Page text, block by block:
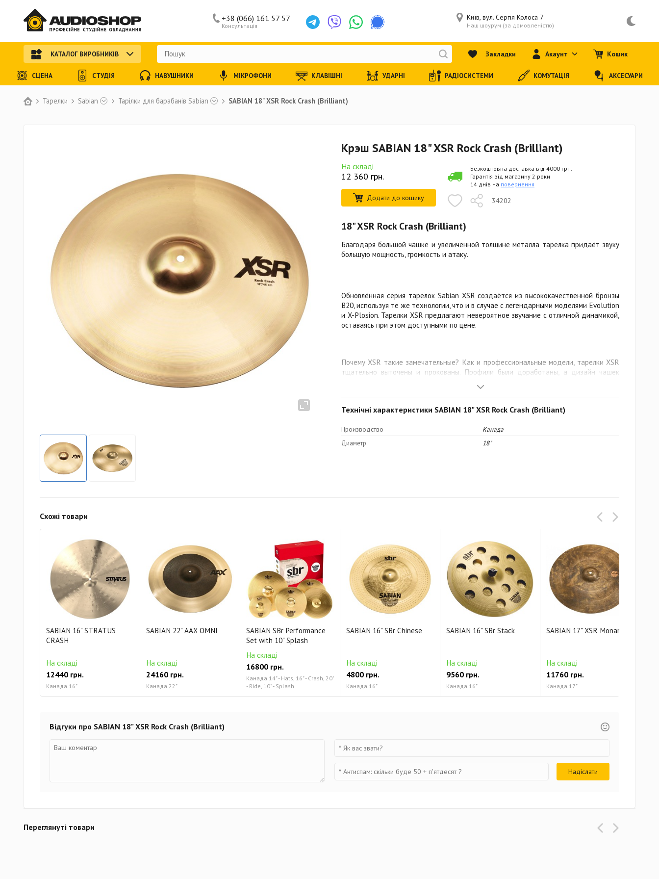
Тарелки Sabian Тарілки для барабанів Sabian SABIAN 18" XSR Rock Crash (Brilliant)
Крэш SABIAN 18" XSR Rock Crash (Brilliant)
На складі
12 360 грн.
Додати до кошику 34202
Безкоштовна доставка від 4000 грн.
Гарантія від магазину 2 роки
14 днів на повернення
18" XSR Rock Crash (Brilliant)
Благодаря большой чашке и увеличенной толщине металла тарелка придаёт звуку
большую мощность, громкость и атаку.
Обновлённая серия тарелок Sabian XSR создаётся из высококачественной бронзы
B20, используя те же технологии, что и в случае с легендарными моделями Evolution
и X-Plosion. Тарелки XSR предлагают невероятное звучание с отличной динамикой,
оставаясь при этом доступными по цене.
Почему XSR такие замечательные? Как и профессиональные модели, тарелки XSR
тщательно выточены и прокованы. Профили были доработаны, а дизайн чашек
результате? Крэши стали тоньше, с заметно более быстрой атакой. Райды
тон. А звучание хай-хэтов стало ещё более искристым и аккуратным, с улучшенной
18"
Технічні характеристики SABIAN 18" XSR Rock Crash (Brilliant)
Производство
Канада
Диаметр
18"
Схожі товари
SABIAN 16" STRATUS
CRASH
На складі
12440 грн.
Канада 16"
SABIAN 22" AAX OMNI
На складі
24160 грн.
Канада 22"
SABIAN SBr Performance
Set with 10" Splash
На складі
16800 грн.
Канада 14" - Hats, 16" - Crash, 20"
- Ride, 10" - Splash
SABIAN 16" SBr Chinese
На складі
4800 грн.
Канада 16"
SABIAN 16" SBr Stack
На складі
9560 грн.
Канада 16"
SABIAN 17" XSR Monarch
На складі
11760 грн.
Канада 17"
Відгуки про SABIAN 18" XSR Rock Crash (Brilliant)
Переглянуті товари
Консультація
+38 (066) 161 57 57 Київ, вул. Сергія Колоса 7
Наш шоурум (за домовленістю)
КАТАЛОГ ВИРОБНИКІВ Закладки Акаунт Кошик
СЦЕНА СТУДІЯ НАВУШНИКИ МІКРОФОНИ КЛАВІШНІ УДАРНІ РАДІОСИСТЕМИ КОМУТАЦІЯ АКСЕСУАРИ